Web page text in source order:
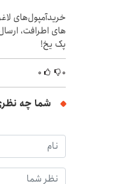
خریدآمپول‌های
های اطرافت،
پک یخ!
۰ ۰
شما چه